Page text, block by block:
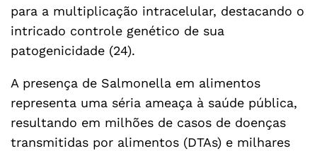
para a multiplicação intracelular, destacando o
intricado controle genético de sua
patogenicidade (24).
A presença de Salmonella em alimentos
representa uma séria ameaça à saúde pública,
resultando em milhões de casos de doenças
transmitidas por alimentos (DTAs) e milhares